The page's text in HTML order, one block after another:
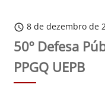
schedule 8 de dezembro de
50º Defesa
PPGQ UEPB